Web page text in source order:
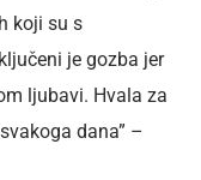
koji su s
je gozba jer
ljubavi. Hvala za
dana” –